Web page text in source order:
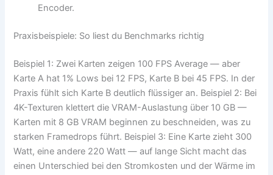
Encoder.
Praxisbeispiele: So liest du Benchmarks richtig
Beispiel 1: Zwei Karten zeigen 100 FPS Average — aber
Karte A hat 1% Lows bei 12 FPS, Karte B bei 45 FPS. In der
Praxis fühlt sich Karte B deutlich flüssiger an. Beispiel 2: Bei
4K-Texturen klettert die VRAM-Auslastung über 10 GB —
Karten mit 8 GB VRAM beginnen zu beschneiden, was zu
starken Framedrops führt. Beispiel 3: Eine Karte zieht 300
Watt, eine andere 220 Watt — auf lange Sicht macht das
einen Unterschied bei den Stromkosten und der Wärme im